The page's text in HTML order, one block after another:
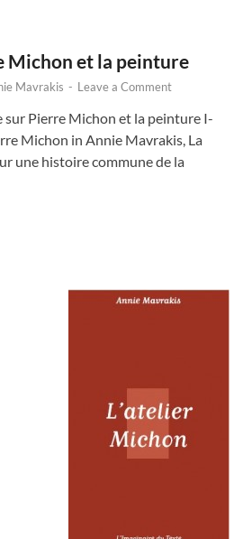
Michon et la peinture
Mavrakis - Leave a Comment
sur Pierre Michon et la peinture I-
Michon in Annie Mavrakis, La
une histoire commune de la